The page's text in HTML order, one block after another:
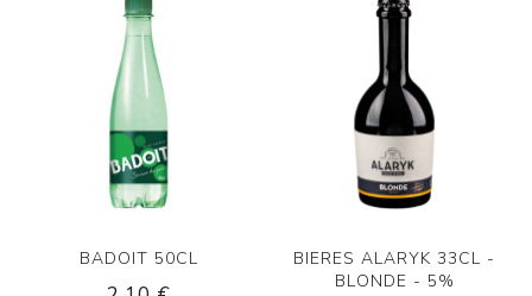
BADOIT 50CL
BIERES ALARYK 33CL -
BLONDE - 5%